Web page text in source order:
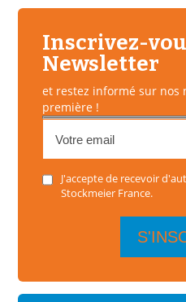
Nous croyons fortement à
terrain, des solutions matériels
économies d’eau, sécurité du
Inscrivez-
Newsletter
et restez informé sur nos
première !
J'accepte de recevoir
Stockmeier France.